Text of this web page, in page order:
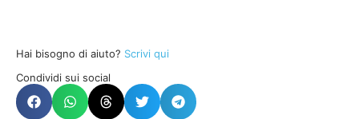
Hai bisogno di aiuto? Scrivi qui
Condividi sui social